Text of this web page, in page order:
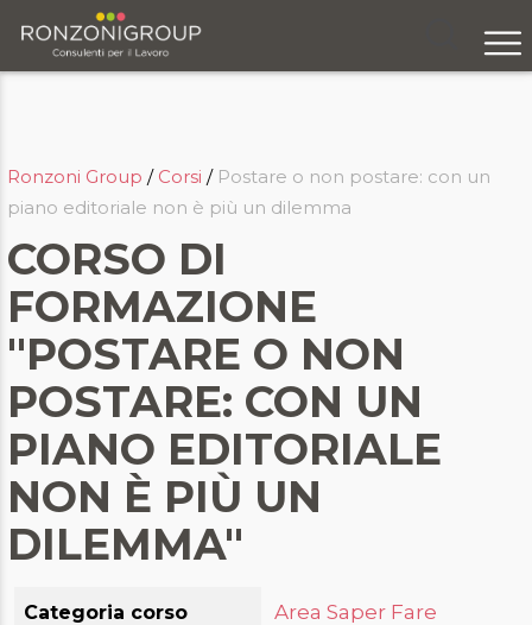
Eventi
Ricerca e selezione
Responsabilità sociale
Contatti
AREA RISERVATA
Area Saper Fare
Ronzoni Group / Corsi / Postare o non postare: con un
piano editoriale non è più un dilemma
CORSO DI
FORMAZIONE
"POSTARE O NON
POSTARE: CON UN
PIANO EDITORIALE
NON È PIÙ UN
DILEMMA"
Categoria corso Area Saper Fare